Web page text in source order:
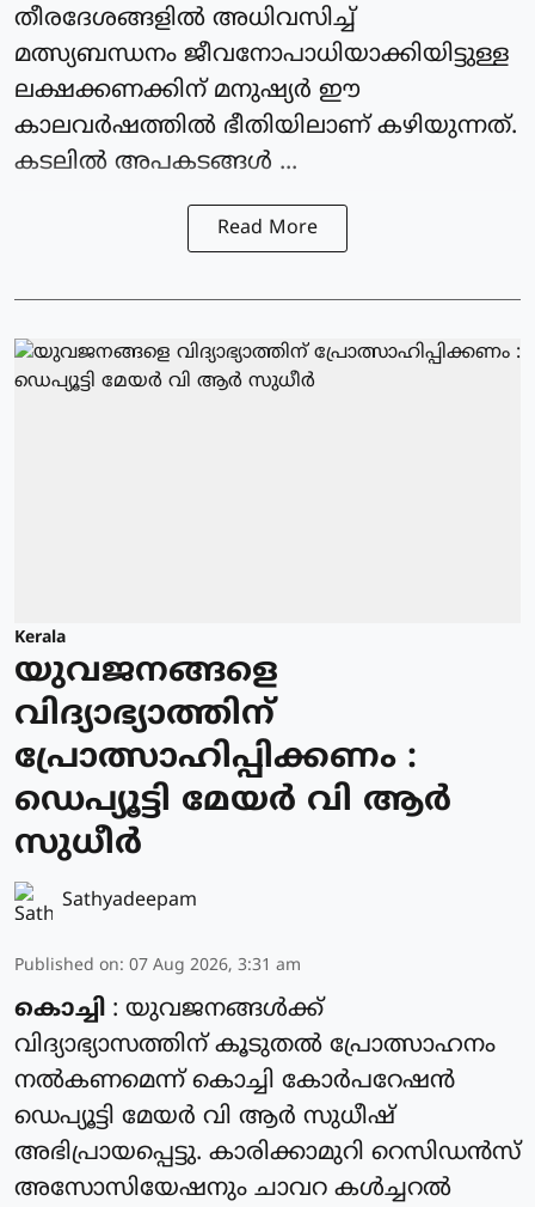
തീരദേശങ്ങളില്‍ അധിവസിച്ച്
മത്സ്യബന്ധനം ജീവനോപാധിയാക്കിയിട്ടുള്ള
ലക്ഷക്കണക്കിന് മനുഷ്യര്‍ ഈ
കാലവര്‍ഷത്തില്‍ ഭീതിയിലാണ് കഴിയുന്നത്.
കടലില്‍ അപകടങ്ങള്‍ ...
Read More
Kerala
യുവജനങ്ങളെ
വിദ്യാഭ്യാത്തിന്
പ്രോത്സാഹിപ്പിക്കണം :
ഡെപ്യൂട്ടി മേയർ വി ആർ
സുധീർ
Sathyadeepam
Published on: 07 Aug 2026, 3:31 am
കൊച്ചി : യുവജനങ്ങൾക്ക്
വിദ്യാഭ്യാസത്തിന് കൂടുതൽ പ്രോത്സാഹനം
നൽകണമെന്ന് കൊച്ചി കോർപറേഷൻ
ഡെപ്യൂട്ടി മേയർ വി ആർ സുധീഷ്
അഭിപ്രായപ്പെട്ടു. കാരിക്കാമുറി റെസിഡൻസ്
അസോസിയേഷനും ചാവറ കൾച്ചറൽ